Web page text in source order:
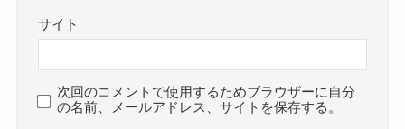
サイト
次回のコメントで使用するためブラウザーに自分
の名前、メールアドレス、サイトを保存する。